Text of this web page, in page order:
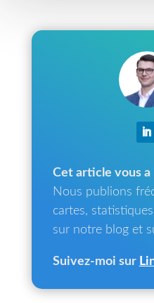
Cet article vous a
Nous publions
cartes,
sur notre blog et
Suivez-moi sur